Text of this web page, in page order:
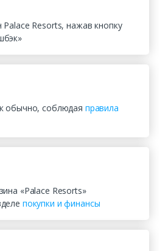
Palace Resorts, нажав кнопку
обычно, соблюдая правила
«Palace Resorts»
покупки и финансы